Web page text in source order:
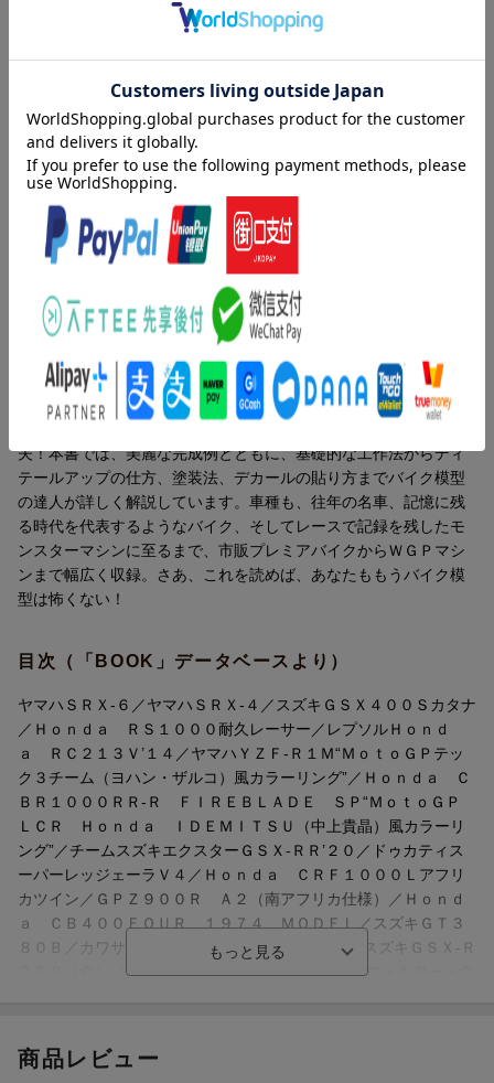
美麗なバイクモデル完成品を作ってみたいというあなたに、バイ
クモデルのテクニックを伝授！ バイクは、ピカピカのカウル、
金属質感がむき出しの部分、ウインカーなどの樹脂製パーツ、ゴ
ム製のタイヤといろいろな素材が組み合わさっていて、エンジン
やハンドル周辺は複雑な構造になっています。本書では、そんな
バイクの模型を実車さながらに製作するために必要となる適切な
マテリアル／工具の選び方や、工作のコツを解説。バイク模型製
作の指南書として、また、古今の名車の模型完成品アーカイヴと
してもお楽しみいただける一冊です。
内容紹介（「BOOK」データベースより）
出来のよいバイクのプラモデルは、実車と同じように複雑なパー
ツの集合体。しかも、金属／樹脂／塗装仕上げといった素材が組
み合わさってできています。そんなバイク模型をうまく作るに
は、工作から塗装、デカール貼りまでさまざまなテクニックが必
夫！本書では、美麗な完成例とともに、基礎的な工作法からディ
テールアップの仕方、塗装法、デカールの貼り方までバイク模型
の達人が詳しく解説しています。車種も、往年の名車、記憶に残
る時代を代表するようなバイク、そしてレースで記録を残したモ
ンスターマシンに至るまで、市販プレミアバイクからＷＧＰマシ
ンまで幅広く収録。さあ、これを読めば、あなたももうバイク模
型は怖くない！
目次（「BOOK」データベースより）
ヤマハＳＲＸ-６／ヤマハＳＲＸ-４／スズキＧＳＸ４００Ｓカタナ
／Ｈｏｎｄａ ＲＳ１０００耐久レーサー／レプソルＨｏｎｄ
ａ ＲＣ２１３Ｖ’１４／ヤマハＹＺＦ-Ｒ１Ｍ“ＭｏｔｏＧＰテッ
ク３チーム（ヨハン・ザルコ）風カラーリング”／Ｈｏｎｄａ Ｃ
ＢＲ１０００ＲＲ-Ｒ ＦＩＲＥＢＬＡＤＥ ＳＰ“ＭｏｔｏＧＰ
ＬＣＲ Ｈｏｎｄａ ＩＤＥＭＩＴＳＵ（中上貴晶）風カラーリ
ング”／チームスズキエクスターＧＳＸ-ＲＲ’２０／ドゥカティス
ーパーレッジェーラＶ４／Ｈｏｎｄａ ＣＲＦ１０００Ｌアフリ
カツイン／ＧＰＺ９００Ｒ Ａ２（南アフリカ仕様）／Ｈｏｎｄ
ａ ＣＢ４００ＦＯＵＲ １９７４ ＭＯＤＥＬ／スズキＧＴ３
８０Ｂ／カワサキＫＨ４００-Ａ７（１９７９）／スズキＧＳＸ-Ｒ
７５０（Ｇ）（ＧＲ７１Ｇ）／スズキＲＧ４００Γウォルター・ウ
（１９８０）／Ｈｏｎｄａ ＶＴ２５０Ｆ（ＭＣ０８）（１９８
４）／ヤマハトレール２５０ ＤＴ-１／ＫＴＭ １１９０ ＲＣ
商品レビュー